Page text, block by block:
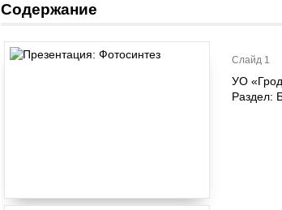
Содержание
Слайд 1
УО
Раздел: